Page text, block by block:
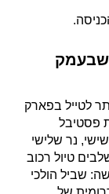
שבעמק
לטייל בפארק
פסטיבל
נר שלישי
טיול רכוב
שביל הולכי